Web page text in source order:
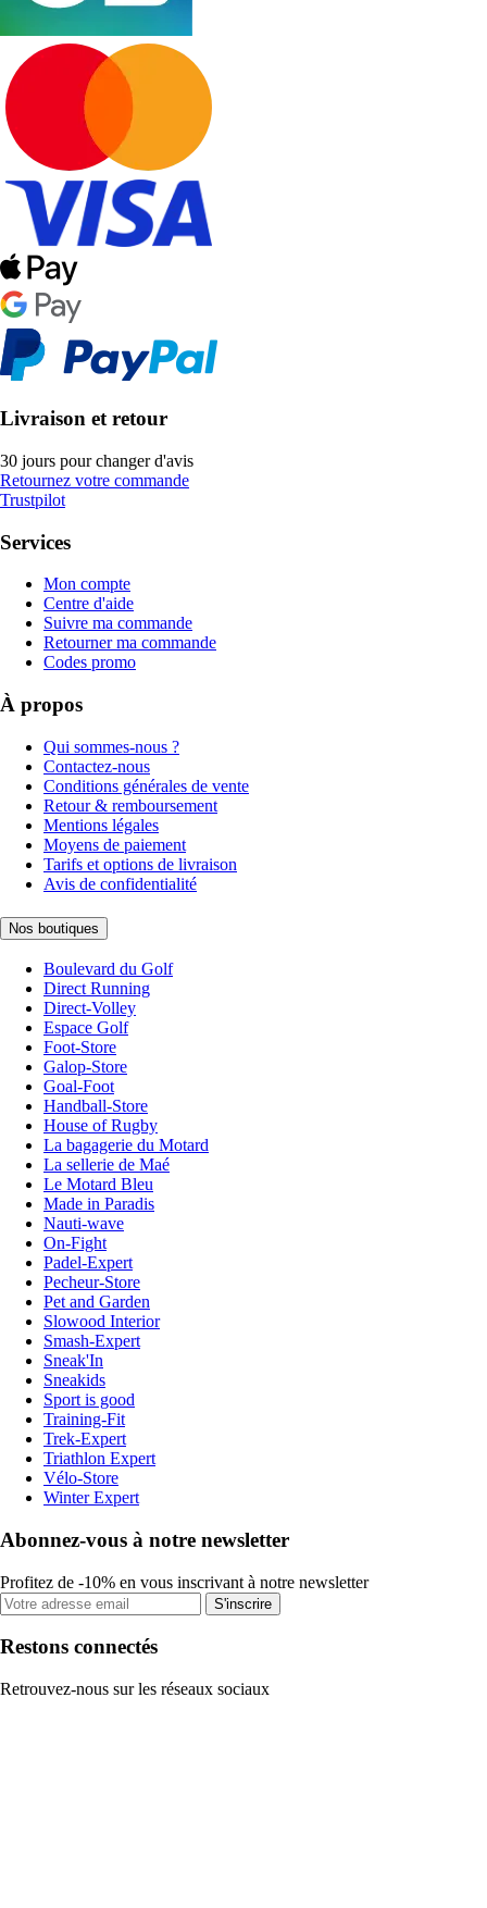
Livraison et retour
30 jours pour changer d'avis
Retournez votre commande
Trustpilot
Services
Mon compte
Centre d'aide
Suivre ma commande
Retourner ma commande
Codes promo
À propos
Qui sommes-nous ?
Contactez-nous
Conditions générales de vente
Retour & remboursement
Mentions légales
Moyens de paiement
Tarifs et options de livraison
Avis de confidentialité
Nos boutiques
Boulevard du Golf
Direct Running
Direct-Volley
Espace Golf
Foot-Store
Galop-Store
Goal-Foot
Handball-Store
House of Rugby
La bagagerie du Motard
La sellerie de Maé
Le Motard Bleu
Made in Paradis
Nauti-wave
On-Fight
Padel-Expert
Pecheur-Store
Pet and Garden
Slowood Interior
Smash-Expert
Sneak'In
Sneakids
Sport is good
Training-Fit
Trek-Expert
Triathlon Expert
Vélo-Store
Winter Expert
Abonnez-vous à notre newsletter
Profitez de -10% en vous inscrivant à notre newsletter
S'inscrire
Restons connectés
Retrouvez-nous sur les réseaux sociaux